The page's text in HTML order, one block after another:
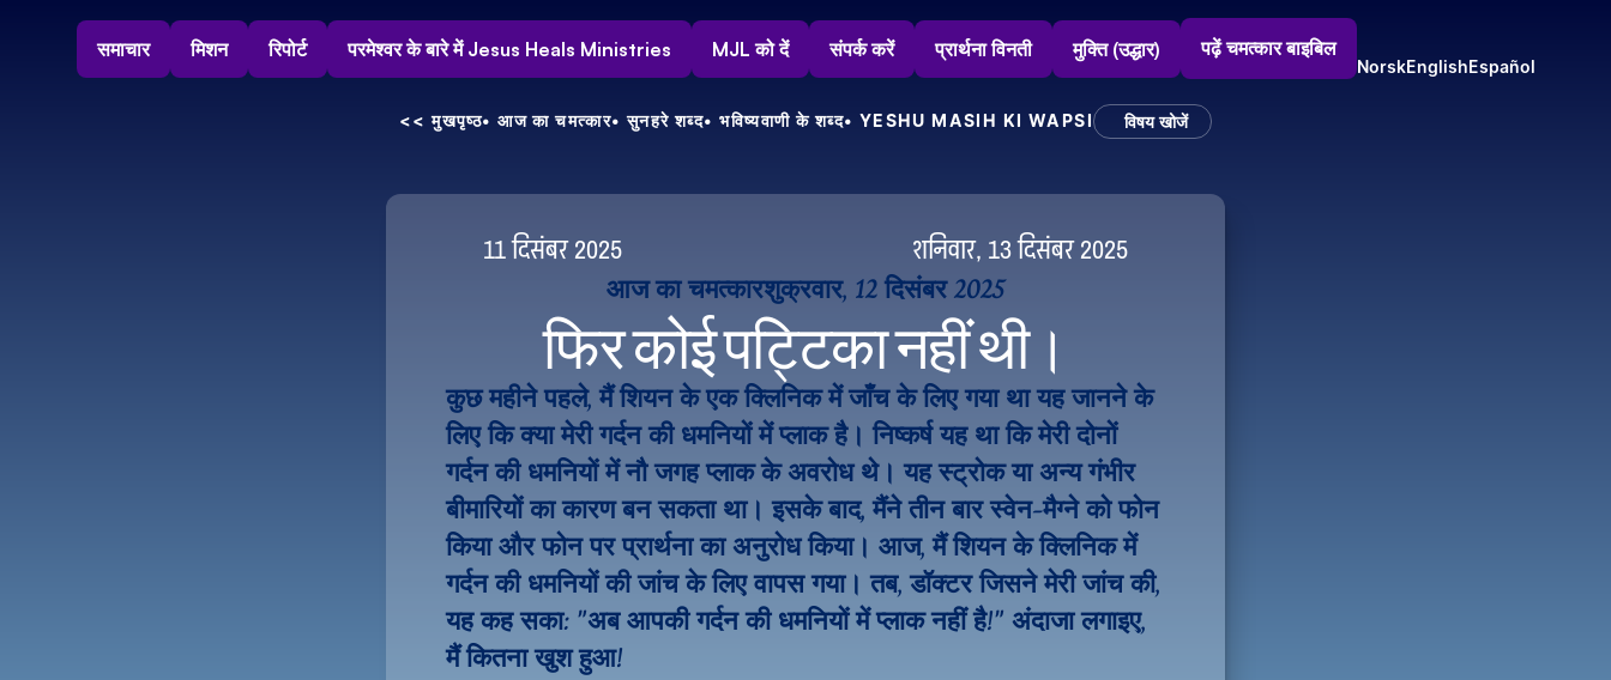
समाचार मिशन रिपोर्ट परमेश्वर के बारे में Jesus Heals Ministries MJL को दें संपर्क करें प्रार्थना विनती मुक्ति (उद्धार) पढ़ें चमत्कार बाइबिल
NorskEnglishEspañol
<< मुखपृष्ठ• आज का चमत्कार• सुनहरे शब्द• भविष्यवाणी के शब्द• YESHU MASIH KI WAPSI विषय खोजें
11 दिसंबर 2025 शनिवार, 13 दिसंबर 2025
आज का चमत्कारशुक्रवार, 12 दिसंबर 2025
फिर कोई पट्टिका नहीं थी। चित्रण छवि
कुछ महीने पहले, मैं शियन के एक क्लिनिक में जाँच के लिए गया था यह जानने के
लिए कि क्या मेरी गर्दन की धमनियों में प्लाक है। निष्कर्ष यह था कि मेरी दोनों
गर्दन की धमनियों में नौ जगह प्लाक के अवरोध थे। यह स्ट्रोक या अन्य गंभीर
बीमारियों का कारण बन सकता था। इसके बाद, मैंने तीन बार स्वेन-मैग्ने को फोन
किया और फोन पर प्रार्थना का अनुरोध किया। आज, मैं शियन के क्लिनिक में
गर्दन की धमनियों की जांच के लिए वापस गया। तब, डॉक्टर जिसने मेरी जांच की,
यह कह सका: "अब आपकी गर्दन की धमनियों में प्लाक नहीं है!" अंदाजा लगाइए,
मैं कितना खुश हुआ!